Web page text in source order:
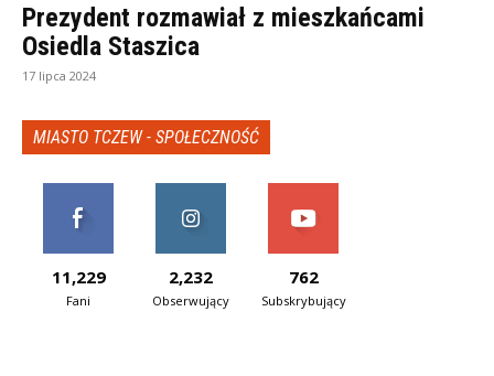
Prezydent rozmawiał z mieszkańcami
Osiedla Staszica
17 lipca 2024
MIASTO TCZEW - SPOŁECZNOŚĆ
11,229
Fani
2,232
Obserwujący
762
Subskrybujący